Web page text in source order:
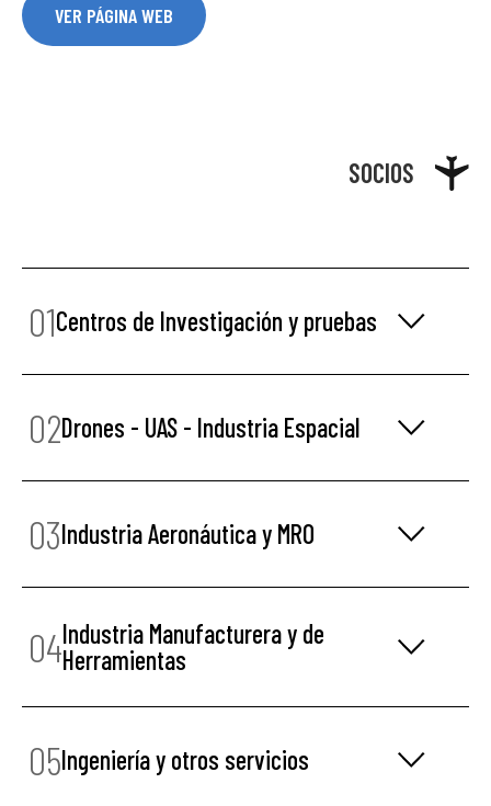
VER PÁGINA WEB
SOCIOS
01Centros de Investigación y pruebas
02Drones - UAS - Industria Espacial
03Industria Aeronáutica y MRO
04Industria Manufacturera y de
Herramientas
05Ingeniería y otros servicios